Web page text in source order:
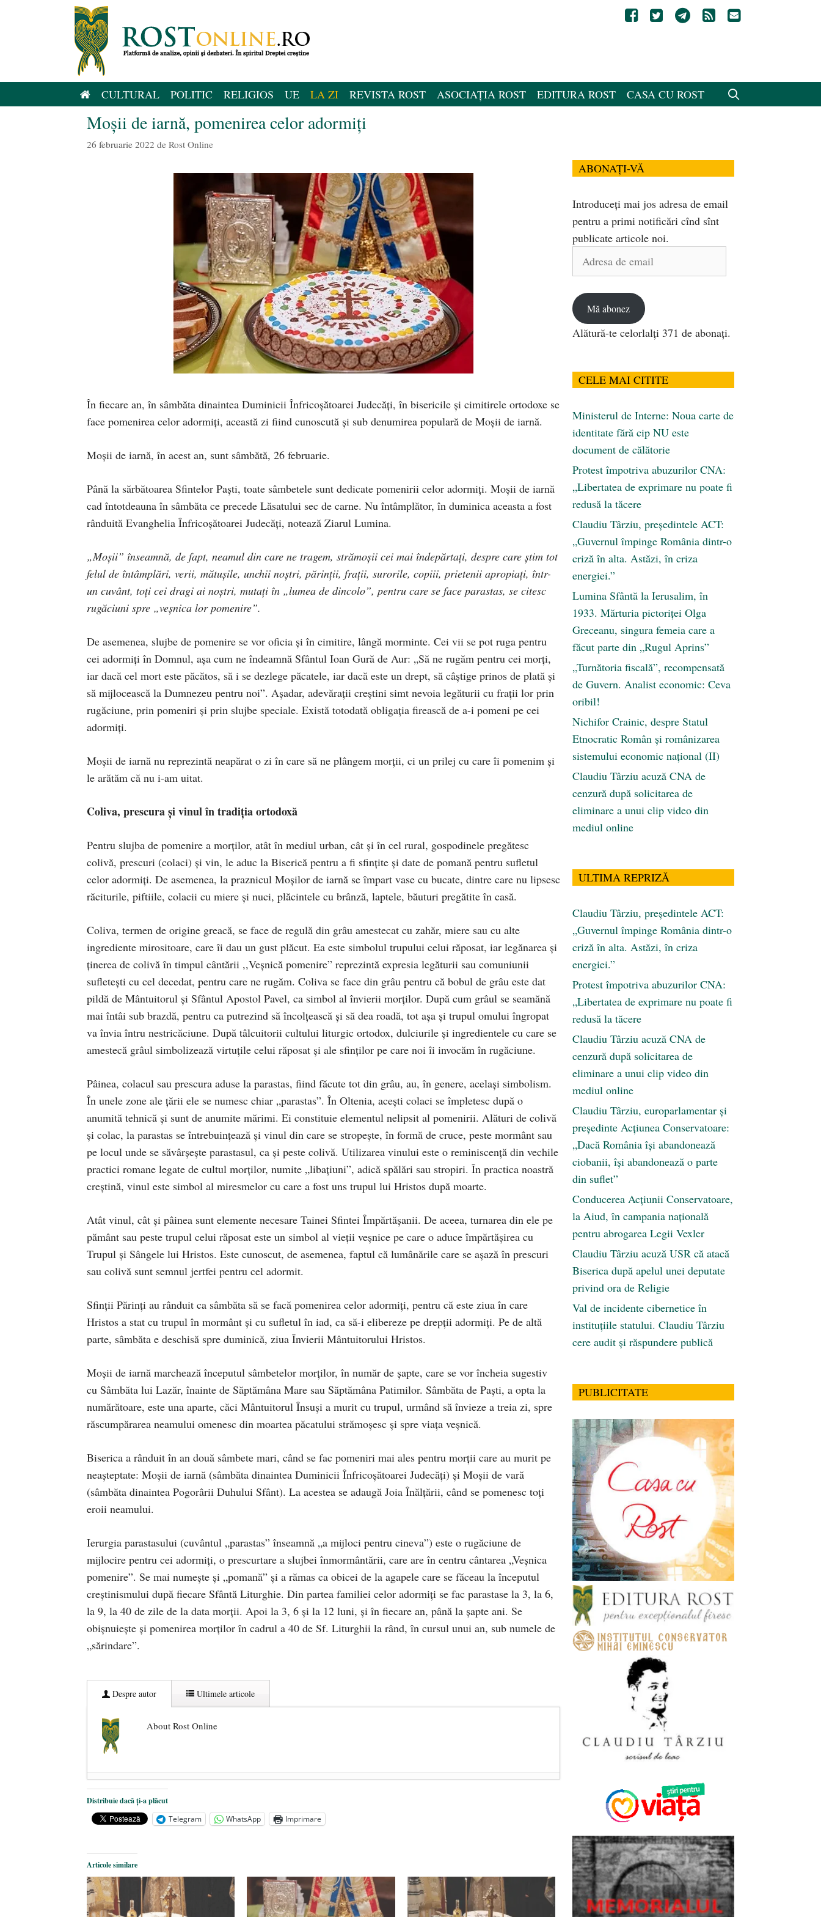
CULTURAL POLITIC RELIGIOS UE LA ZI REVISTA ROST ASOCIAȚIA ROST EDITURA ROST CASA CU ROST
Moșii de iarnă, pomenirea celor adormiți
26 februarie 2022 de Rost Online
În fiecare an, în sâmbăta dinaintea Duminicii Înfricoşătoarei Judecăţi, în bisericile şi cimitirele ortodoxe se
face pomenirea celor adormiţi, această zi fiind cunoscută și sub denumirea populară de Moşii de iarnă.
Moșii de iarnă, în acest an, sunt sâmbătă, 26 februarie.
Până la sărbătoarea Sfintelor Paşti, toate sâmbetele sunt dedicate pomenirii celor adormiţi. Moşii de iarnă
cad întotdeauna în sâmbăta ce precede Lăsatului sec de carne. Nu întâmplător, în duminica aceasta a fost
rânduită Evanghelia Înfricoşătoarei Judecăţi, notează Ziarul Lumina.
„Moşii” înseamnă, de fapt, neamul din care ne tragem, strămoşii cei mai îndepărtaţi, despre care ştim tot
felul de întâmplări, verii, mătuşile, unchii noştri, părinţii, fraţii, surorile, copiii, prietenii apropiaţi, într-
un cuvânt, toţi cei dragi ai noştri, mutaţi în „lumea de dincolo”, pentru care se face parastas, se citesc
rugăciuni spre „veşnica lor pomenire”.
De asemenea, slujbe de pomenire se vor oficia şi în cimitire, lângă morminte. Cei vii se pot ruga pentru
cei adormiţi în Domnul, aşa cum ne îndeamnă Sfântul Ioan Gură de Aur: „Să ne rugăm pentru cei morţi,
iar dacă cel mort este păcătos, să i se dezlege păcatele, iar dacă este un drept, să câştige prinos de plată şi
să mijlocească la Dumnezeu pentru noi”. Aşadar, adevăraţii creştini simt nevoia legăturii cu fraţii lor prin
rugăciune, prin pomeniri şi prin slujbe speciale. Există totodată obligaţia firească de a-i pomeni pe cei
adormiţi.
Moşii de iarnă nu reprezintă neapărat o zi în care să ne plângem morţii, ci un prilej cu care îi pomenim şi
le arătăm că nu i-am uitat.
Coliva, prescura şi vinul în tradiţia ortodoxă
Pentru slujba de pomenire a morţilor, atât în mediul urban, cât şi în cel rural, gospodinele pregătesc
colivă, prescuri (colaci) şi vin, le aduc la Biserică pentru a fi sfinţite şi date de pomană pentru sufletul
celor adormiţi. De asemenea, la praznicul Moşilor de iarnă se împart vase cu bucate, dintre care nu lipsesc
răciturile, piftiile, colacii cu miere şi nuci, plăcintele cu brânză, laptele, băuturi pregătite în casă.
Coliva, termen de origine greacă, se face de regulă din grâu amestecat cu zahăr, miere sau cu alte
ingrediente mirositoare, care îi dau un gust plăcut. Ea este simbolul trupului celui răposat, iar legănarea şi
ţinerea de colivă în timpul cântării ,,Veşnică pomenire” reprezintă expresia legăturii sau comuniunii
sufleteşti cu cel decedat, pentru care ne rugăm. Coliva se face din grâu pentru că bobul de grâu este dat
pildă de Mântuitorul şi Sfântul Apostol Pavel, ca simbol al învierii morţilor. După cum grâul se seamănă
mai întâi sub brazdă, pentru ca putrezind să încolţească şi să dea roadă, tot aşa şi trupul omului îngropat
va învia întru nestricăciune. După tâlcuitorii cultului liturgic ortodox, dulciurile şi ingredientele cu care se
amestecă grâul simbolizează virtuţile celui răposat şi ale sfinţilor pe care noi îi invocăm în rugăciune.
Pâinea, colacul sau prescura aduse la parastas, fiind făcute tot din grâu, au, în genere, acelaşi simbolism.
În unele zone ale ţării ele se numesc chiar „parastas”. În Oltenia, aceşti colaci se împletesc după o
anumită tehnică şi sunt de anumite mărimi. Ei constituie elementul nelipsit al pomenirii. Alături de colivă
şi colac, la parastas se întrebuinţează şi vinul din care se stropeşte, în formă de cruce, peste mormânt sau
pe locul unde se săvârşeşte parastasul, ca şi peste colivă. Utilizarea vinului este o reminiscenţă din vechile
practici romane legate de cultul morţilor, numite „libaţiuni”, adică spălări sau stropiri. În practica noastră
creştină, vinul este simbol al miresmelor cu care a fost uns trupul lui Hristos după moarte.
Atât vinul, cât şi pâinea sunt elemente necesare Tainei Sfintei Împărtăşanii. De aceea, turnarea din ele pe
pământ sau peste trupul celui răposat este un simbol al vieţii veşnice pe care o aduce împărtăşirea cu
Trupul şi Sângele lui Hristos. Este cunoscut, de asemenea, faptul că lumânările care se aşază în prescuri
sau colivă sunt semnul jertfei pentru cel adormit.
Sfinţii Părinţi au rânduit ca sâmbăta să se facă pomenirea celor adormiţi, pentru că este ziua în care
Hristos a stat cu trupul în mormânt şi cu sufletul în iad, ca să-i elibereze pe drepţii adormiţi. Pe de altă
parte, sâmbăta e deschisă spre duminică, ziua Învierii Mântuitorului Hristos.
Moşii de iarnă marchează începutul sâmbetelor morţilor, în număr de şapte, care se vor încheia sugestiv
cu Sâmbăta lui Lazăr, înainte de Săptămâna Mare sau Săptămâna Patimilor. Sâmbăta de Paşti, a opta la
numărătoare, este una aparte, căci Mântuitorul Însuşi a murit cu trupul, urmând să învieze a treia zi, spre
răscumpărarea neamului omenesc din moartea păcatului strămoşesc şi spre viaţa veşnică.
Biserica a rânduit în an două sâmbete mari, când se fac pomeniri mai ales pentru morţii care au murit pe
neaşteptate: Moşii de iarnă (sâmbăta dinaintea Duminicii Înfricoşătoarei Judecăţi) şi Moşii de vară
(sâmbăta dinaintea Pogorârii Duhului Sfânt). La acestea se adaugă Joia Înălţării, când se pomenesc toţi
eroii neamului.
Ierurgia parastasului (cuvântul „parastas” înseamnă „a mijloci pentru cineva”) este o rugăciune de
mijlocire pentru cei adormiţi, o prescurtare a slujbei înmormântării, care are în centru cântarea „Veşnica
pomenire”. Se mai numeşte şi „pomană” şi a rămas ca obicei de la agapele care se făceau la începutul
creştinismului după fiecare Sfântă Liturghie. Din partea familiei celor adormiţi se fac parastase la 3, la 6,
la 9, la 40 de zile de la data morţii. Apoi la 3, 6 şi la 12 luni, şi în fiecare an, până la şapte ani. Se
obişnuieşte şi pomenirea morţilor în cadrul a 40 de Sf. Liturghii la rând, în cursul unui an, sub numele de
„sărindare”.
Despre autor Ultimele articole
About Rost Online
Dezvăluiri cutremurătoare despre președintele Ucrainei, Volodymyr Zelensky
Statul care servește Națiunea - 21 aprilie 2026
Legea Vexler produce efecte. Bustul poetului Octavian Goga, înlăturat din Iași
Distribuie dacă ți-a plăcut
Telegram
WhatsApp Imprimare
Articole similare
ABONAȚI-VĂ
Introduceți mai jos adresa de email
pentru a primi notificări cînd sînt
publicate articole noi.
Adresa
Mă abonez
Alătură-te celorlalți 371 de abonați.
CELE MAI CITITE
Ministerul de Interne: Noua carte de
identitate fără cip NU este
document de călătorie
Protest împotriva abuzurilor CNA:
„Libertatea de exprimare nu poate fi
redusă la tăcere
Claudiu Târziu, președintele ACT:
„Guvernul împinge România dintr-o
criză în alta. Astăzi, în criza
energiei.”
Lumina Sfântă la Ierusalim, în
1933. Mărturia pictoriței Olga
Greceanu, singura femeia care a
făcut parte din „Rugul Aprins”
„Turnătoria fiscală”, recompensată
de Guvern. Analist economic: Ceva
oribil!
Nichifor Crainic, despre Statul
Etnocratic Român şi românizarea
sistemului economic naţional (II)
Claudiu Târziu acuză CNA de
cenzură după solicitarea de
eliminare a unui clip video din
mediul online
ULTIMA REPRIZĂ
Claudiu Târziu, președintele ACT:
„Guvernul împinge România dintr-o
criză în alta. Astăzi, în criza
energiei.”
Protest împotriva abuzurilor CNA:
„Libertatea de exprimare nu poate fi
redusă la tăcere
Claudiu Târziu acuză CNA de
cenzură după solicitarea de
eliminare a unui clip video din
mediul online
Claudiu Târziu, europarlamentar și
președinte Acțiunea Conservatoare:
„Dacă România își abandonează
ciobanii, își abandonează o parte
din suflet”
Conducerea Acțiunii Conservatoare,
la Aiud, în campania națională
pentru abrogarea Legii Vexler
Claudiu Târziu acuză USR că atacă
Biserica după apelul unei deputate
privind ora de Religie
Val de incidente cibernetice în
instituțiile statului. Claudiu Târziu
cere audit și răspundere publică
PUBLICITATE